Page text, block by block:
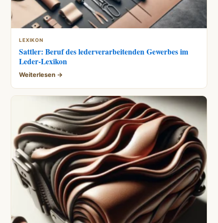
LEXIKON
Sattler: Beruf des lederverarbeitenden Gewerbes im
Leder-Lexikon
Weiterlesen →